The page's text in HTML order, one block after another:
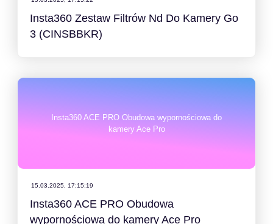
Insta360 Zestaw Filtrów Nd Do Kamery Go
3 (CINSBBKR)
Insta360 ACE PRO Obudowa wypornościowa do
kamery Ace Pro
15.03.2025, 17:15:19
Insta360 ACE PRO Obudowa
wypornościowa do kamery Ace Pro